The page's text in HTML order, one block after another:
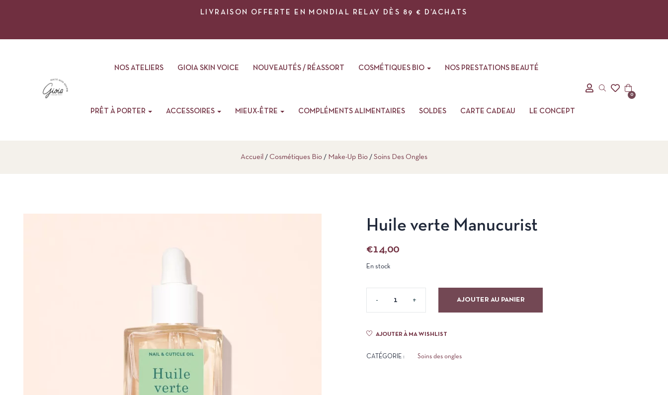
LIVRAISON OFFERTE EN MONDIAL RELAY DÈS 89 € D’ACHATS
NOS ATELIERS GIOIA SKIN VOICE NOUVEAUTÉS / RÉASSORT COSMÉTIQUES BIO NOS PRESTATIONS BEAUTÉ
PRÊT À PORTER ACCESSOIRES MIEUX-ÊTRE COMPLÉMENTS ALIMENTAIRES SOLDES CARTE CADEAU LE CONCEPT
0
Accueil Cosmétiques Bio Make-Up Bio Soins Des Ongles
Huile verte Manucurist
€14,00
En stock
AJOUTER AU PANIER
AJOUTER À MA WISHLIST
CATÉGORIE : Soins des ongles